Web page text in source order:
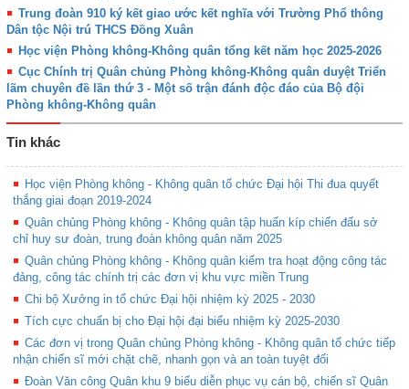
Trung đoàn 910 ký kết giao ước kết nghĩa với Trường Phổ thông
Dân tộc Nội trú THCS Đồng Xuân
Học viện Phòng không-Không quân tổng kết năm học 2025-2026
Cục Chính trị Quân chủng Phòng không-Không quân duyệt Triển
lãm chuyên đề lần thứ 3 - Một số trận đánh độc đáo của Bộ đội
Phòng không-Không quân
Tin khác
Học viện Phòng không - Không quân tổ chức Đại hội Thi đua quyết
thắng giai đoạn 2019-2024
Quân chủng Phòng không - Không quân tập huấn kíp chiến đấu sở
chỉ huy sư đoàn, trung đoàn không quân năm 2025
Quân chủng Phòng không - Không quân kiểm tra hoạt động công tác
đảng, công tác chính trị các đơn vị khu vực miền Trung
Chi bộ Xưởng in tổ chức Đại hội nhiệm kỳ 2025 - 2030
Tích cực chuẩn bị cho Đại hội đại biểu nhiệm kỳ 2025-2030
Các đơn vị trong Quân chủng Phòng không - Không quân tổ chức tiếp
nhận chiến sĩ mới chặt chẽ, nhanh gọn và an toàn tuyệt đối
Đoàn Văn công Quân khu 9 biểu diễn phục vụ cán bộ, chiến sĩ Quân